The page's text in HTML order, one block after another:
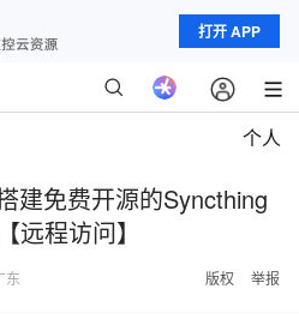
打开 APP
个人
建免费开源的Syncthing
远程访问】
东 版权 举报